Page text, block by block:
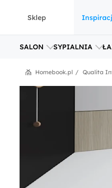
Sklep
SALON SYPIALNIA
Qualita
Homebook.pl